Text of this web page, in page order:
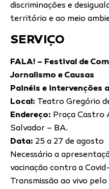
discriminações e
território e ao meio
SERVIÇO
FALA! – Festival de
Jornalismo e Causas
Painéis e intervenções
Local: Teatro Gregório
Endereço: Praça Castro
Salvador – BA.
Data: 25 a 27 de agosto
Necessário a
vacinação contra a
Transmissão ao vivo pelo